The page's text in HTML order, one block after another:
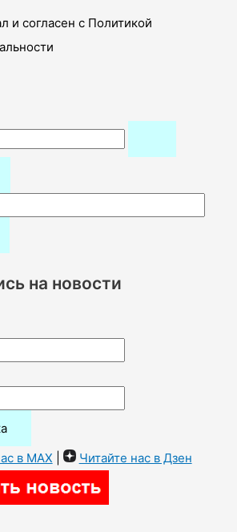
и согласен с Политикой
на новости
в MAX Читайте нас в Дзен